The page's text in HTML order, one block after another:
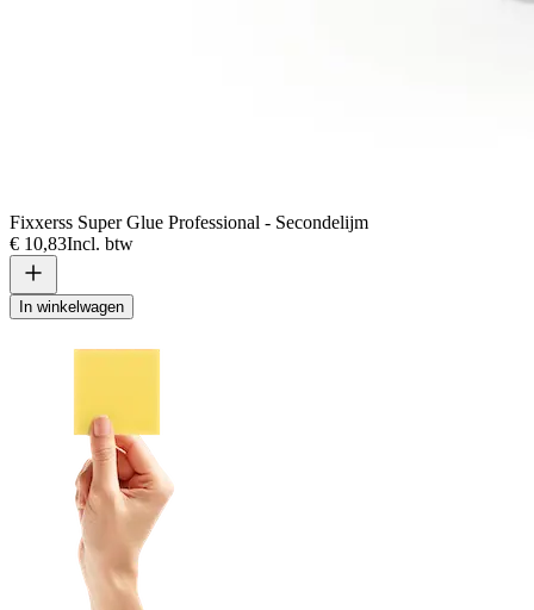
Fixxerss Super Glue Professional - Secondelijm
€ 10,83Incl. btw
In winkelwagen